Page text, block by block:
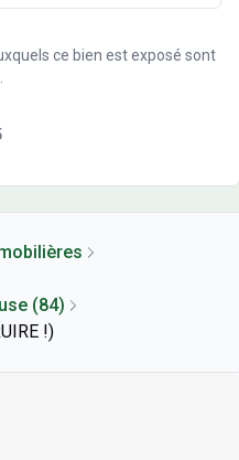
ce bien est exposé sont
(84)
!)